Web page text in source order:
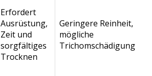
Erfordert
Ausrüstung,
Zeit und
sorgfältiges
Trocknen
Geringere Reinheit,
mögliche
Trichomschädigung